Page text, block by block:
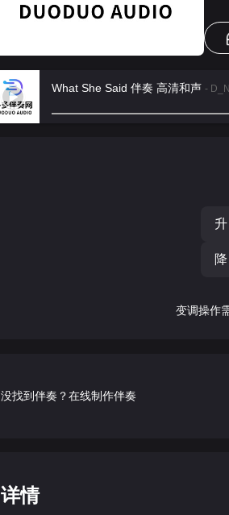
What She Said 伴奏 高清和声 -
变调操作
没找到伴奏？在线制作伴奏
详情